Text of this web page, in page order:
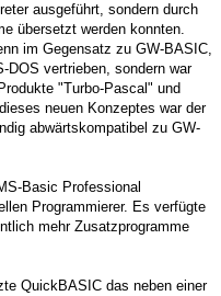
ausgeführt, sondern durch
übersetzt werden konnten.
im Gegensatz zu GW-BASIC,
DOS vertrieben, sondern war
"Turbo-Pascal" und
neuen Konzeptes war der
abwärtskompatibel zu GW-
Basic Professional
Programmierer. Es verfügte
mehr Zusatzprogramme
QuickBASIC das neben einer